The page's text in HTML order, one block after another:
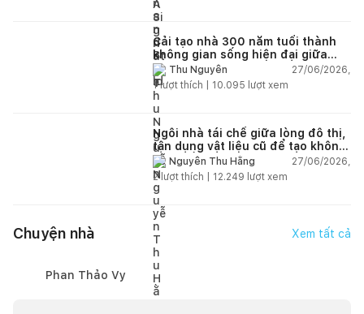
Cải tạo nhà 300 năm tuổi thành
không gian sống hiện đại giữa
thiên nhiên
Thu Nguyễn
27/06/2026,
1lượt thích | 10.095 lượt xem
Ngôi nhà tái chế giữa lòng đô thị,
tận dụng vật liệu cũ để tạo không
gian sống linh hoạt
Nguyễn Thu Hằng
27/06/2026,
2lượt thích | 12.249 lượt xem
Chuyện nhà Xem tất cả
Phan Thảo Vy